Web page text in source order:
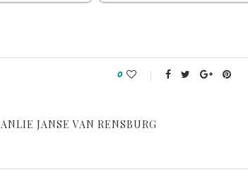
0
ANLIE JANSE VAN RENSBURG